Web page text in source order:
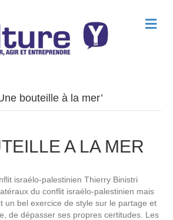
M
e
bouteille à la mer’
A LA MER
israélo-palestinien Thierry Binistri
du conflit israélo-palestinien mais
un bel exercice de style sur le partage et
de dépasser ses propres certitudes. Les